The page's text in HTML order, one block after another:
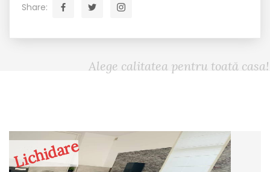
Share:
Alege calitatea pentru toată casa!
Lichidare